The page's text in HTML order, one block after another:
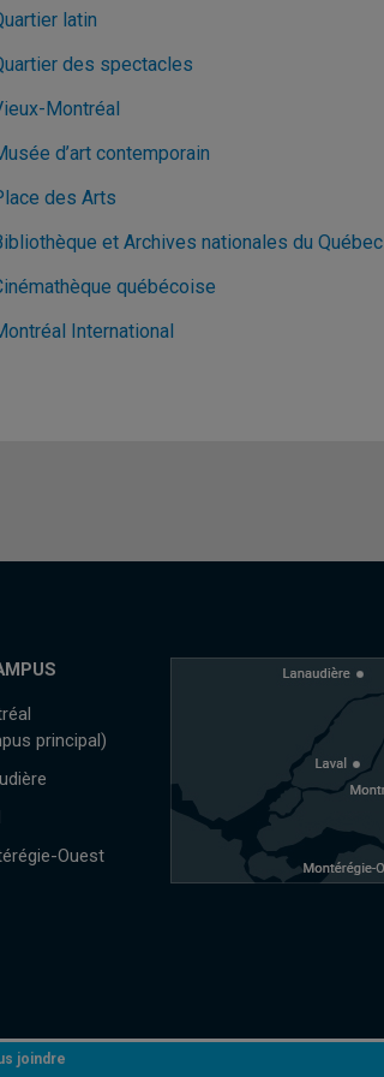
latin
des spectacles
Montréal
d’art contemporain
des Arts
et Archives nationales du Québec
québécoise
International
principal)
Ouest
joindre